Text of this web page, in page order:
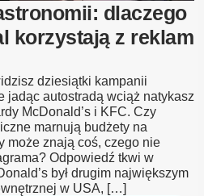
dlaczego
korzystają z reklam
dziesiątki kampanii
jadąc autostradą wciąż natykasz
McDonald’s i KFC. Czy
marnują budżety na
może znają coś, czego nie
Odpowiedź tkwi w
był drugim największym
w USA, […]